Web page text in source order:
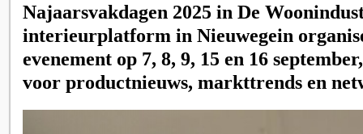
Najaarsvakdagen 2025 in De
interieurplatform in Nieuwegein
evenement op 7, 8, 9, 15 en 16
voor productnieuws, markttrends en